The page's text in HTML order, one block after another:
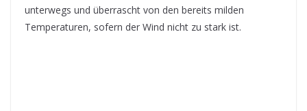
unterwegs und überrascht von den bereits milden
Temperaturen, sofern der Wind nicht zu stark ist.